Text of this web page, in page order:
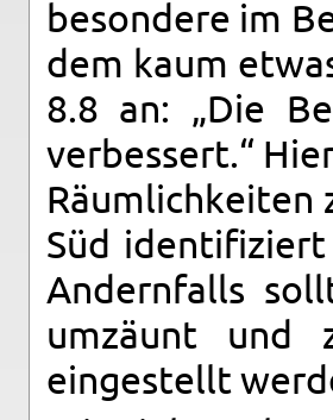
beson­dere im
dem kaum
8.8 an: „Die
verbessert.“
Räum­lichkeiten
Süd
An­dern­falls
umzäunt und
eingestellt